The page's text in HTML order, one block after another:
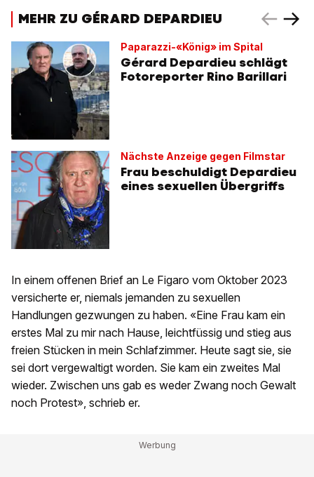
MEHR ZU GÉRARD DEPARDIEU
Paparazzi-«König» im Spital
Gérard Depardieu schlägt
Fotoreporter Rino Barillari
Nächste Anzeige gegen Filmstar
Frau beschuldigt Depardieu
eines sexuellen Übergriffs
In einem offenen Brief an Le Figaro vom Oktober 2023
versicherte er, niemals jemanden zu sexuellen
Handlungen gezwungen zu haben. «Eine Frau kam ein
erstes Mal zu mir nach Hause, leichtfüssig und stieg aus
freien Stücken in mein Schlafzimmer. Heute sagt sie, sie
sei dort vergewaltigt worden. Sie kam ein zweites Mal
wieder. Zwischen uns gab es weder Zwang noch Gewalt
noch Protest», schrieb er.